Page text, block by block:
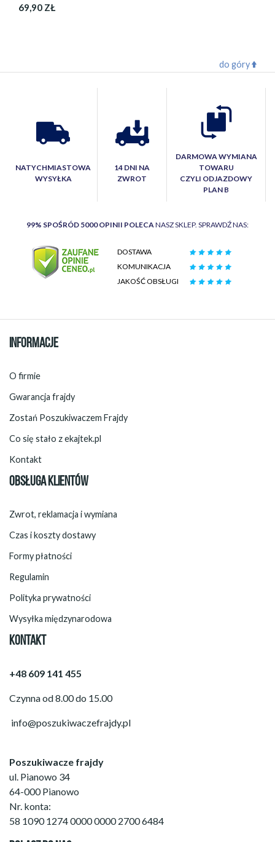
69,90 ZŁ
do góry
NATYCHMIASTOWA
WYSYŁKA
14 DNI NA
ZWROT
DARMOWA WYMIANA
TOWARU
CZYLI ODJAZDOWY
PLAN B
99% SPOŚRÓD 5000 OPINII POLECANASZ SKLEP. SPRAWDŹ NAS:
DOSTAWA
KOMUNIKACJA
JAKOŚĆ OBSŁUGI
INFORMACJE
O firmie
Gwarancja frajdy
Zostań Poszukiwaczem Frajdy
Co się stało z ekajtek.pl
Kontakt
OBSŁUGA KLIENTÓW
Zwrot, reklamacja i wymiana
Czas i koszty dostawy
Formy płatności
Regulamin
Polityka prywatności
Wysyłka międzynarodowa
KONTAKT
+48 609 141 455
Czynna od 8.00 do 15.00
info@poszukiwaczefrajdy.pl
Poszukiwacze frajdy
ul. Pianowo 34
64-000 Pianowo
Nr. konta:
58 1090 1274 0000 0000 2700 6484